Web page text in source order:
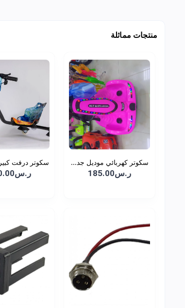
منتجات مماثلة
سكوتر كهربائي موديل جد...
ر.س185.00
سكوتر درفت كبير 36 فول...
ر.س400.00